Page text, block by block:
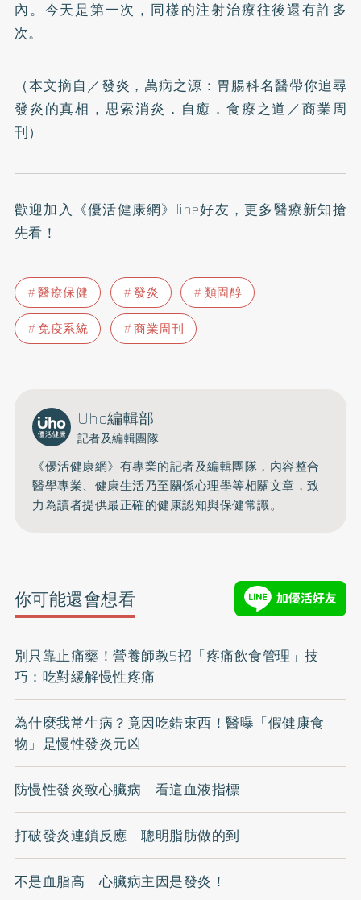
內。今天是第一次，同樣的注射治療往後還有許多
次。
（本文摘自／發炎，萬病之源：胃腸科名醫帶你追尋
發炎的真相，思索消炎．自癒．食療之道／商業周
刊）
歡迎加入 《優活健康網》line好友 ，更多醫療新知搶
先看！
醫療保健 發炎
類固醇
免疫系統
商業周刊
Uho編輯部
記者及編輯團隊
《優活健康網》有專業的記者及編輯團隊，內容整合
醫學專業、健康生活乃至關係心理學等相關文章，致
力為讀者提供最正確的健康認知與保健常識。
你可能還會想看
別只靠止痛藥！營養師教5招「疼痛飲食管理」技
巧：吃對緩解慢性疼痛
為什麼我常生病？竟因吃錯東西！醫曝「假健康食
物」是慢性發炎元凶
防慢性發炎致心臟病 看這血液指標
打破發炎連鎖反應 聰明脂肪做的到
不是血脂高 心臟病主因是發炎！